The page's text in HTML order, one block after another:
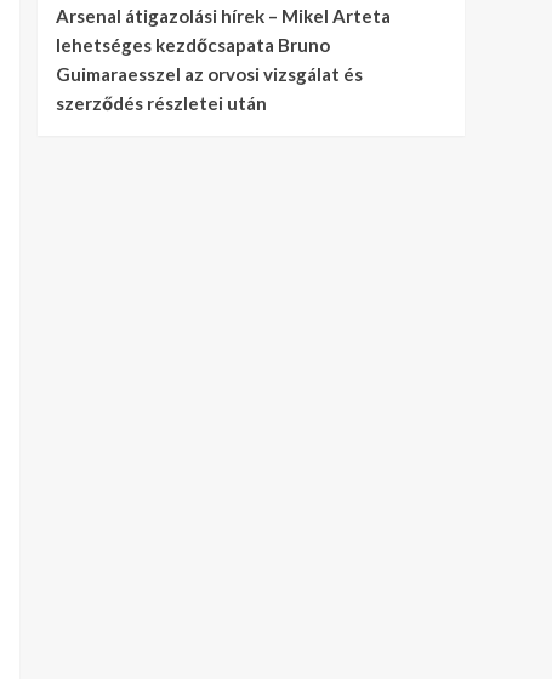
Arsenal átigazolási hírek – Mikel Arteta
lehetséges kezdőcsapata Bruno
Guimaraesszel az orvosi vizsgálat és
szerződés részletei után